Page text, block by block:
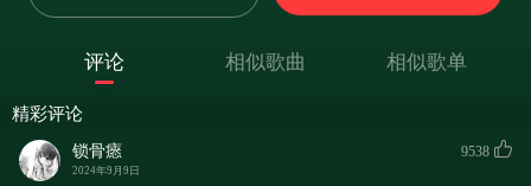
评论 相似歌曲 相似歌单
精彩评论
锁骨瘱
2024年9月9日
9538